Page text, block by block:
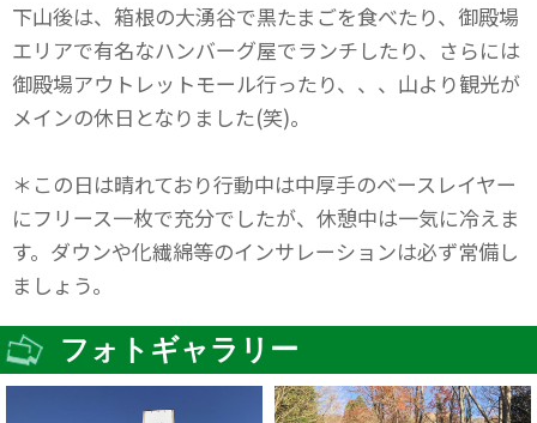
下山後は、箱根の大湧谷で黒たまごを食べたり、御殿場
エリアで有名なハンバーグ屋でランチしたり、さらには
御殿場アウトレットモール行ったり、、、山より観光が
メインの休日となりました(笑)。
＊この日は晴れており行動中は中厚手のベースレイヤー
にフリース一枚で充分でしたが、休憩中は一気に冷えま
す。ダウンや化繊綿等のインサレーションは必ず常備し
ましょう。
フォトギャラリー